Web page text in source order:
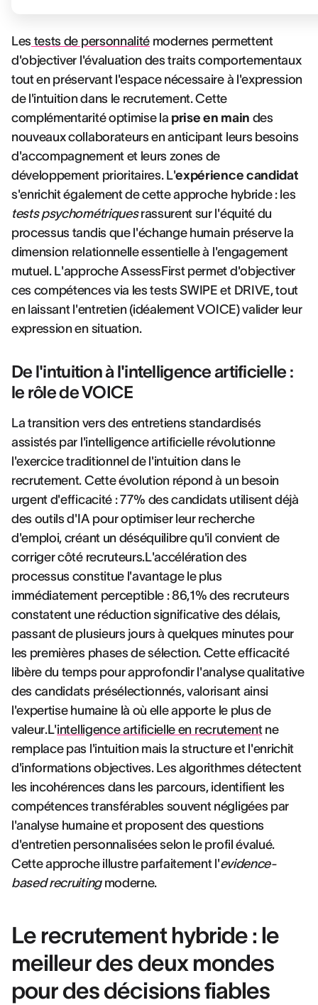
Les tests de personnalité modernes permettent
d'objectiver l'évaluation des traits comportementaux
tout en préservant l'espace nécessaire à l'expression
de l'intuition dans le recrutement. Cette
complémentarité optimise la prise en main des
nouveaux collaborateurs en anticipant leurs besoins
d'accompagnement et leurs zones de
développement prioritaires. L'expérience candidat
s'enrichit également de cette approche hybride : les
tests psychométriquesrassurent sur l'équité du
processus tandis que l'échange humain préserve la
dimension relationnelle essentielle à l'engagement
mutuel. L'approche AssessFirst permet d'objectiver
ces compétences via les tests SWIPE et DRIVE, tout
en laissant l'entretien (idéalement VOICE) valider leur
expression en situation.
De l'intuition à l'intelligence artificielle :
le rôle de VOICE
La transition vers des entretiens standardisés
assistés par l'intelligence artificielle révolutionne
l'exercice traditionnel de l'intuition dans le
recrutement. Cette évolution répond à un besoin
urgent d'efficacité : 77% des candidats utilisent déjà
des outils d'IA pour optimiser leur recherche
d'emploi, créant un déséquilibre qu'il convient de
corriger côté recruteurs.L'accélération des
processus constitue l'avantage le plus
immédiatement perceptible : 86,1% des recruteurs
constatent une réduction significative des délais,
passant de plusieurs jours à quelques minutes pour
les premières phases de sélection. Cette efficacité
libère du temps pour approfondir l'analyse qualitative
des candidats présélectionnés, valorisant ainsi
l'expertise humaine là où elle apporte le plus de
valeur.L'intelligence artificielle en recrutementne
remplace pas l'intuition mais la structure et l'enrichit
d'informations objectives. Les algorithmes détectent
les incohérences dans les parcours, identifient les
compétences transférables souvent négligées par
l'analyse humaine et proposent des questions
d'entretien personnalisées selon le profil évalué.
Cette approche illustre parfaitement l'evidence-
based recruitingmoderne.
Le recrutement hybride : le
meilleur des deux mondes
pour des décisions fiables